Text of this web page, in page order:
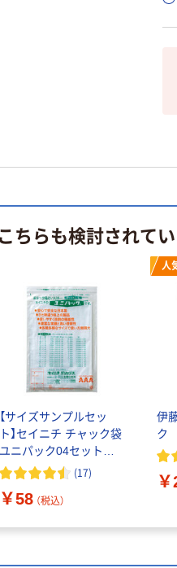
ちらも検討されて
【サイズサンプルセッ
ト】セイニチ チャック袋
ユニパック04セットサ
ンプル 1セット 生産日
(17)
￥58 （税込）
人
伊
ク